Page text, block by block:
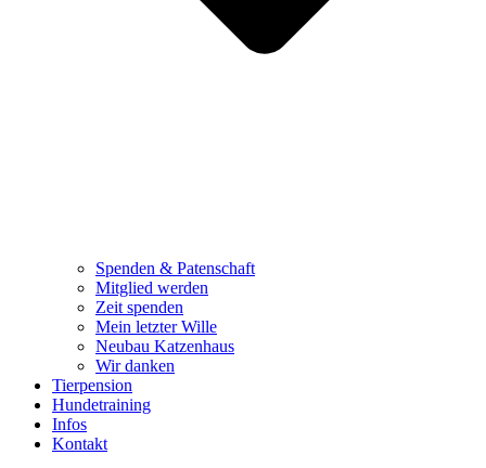
Spenden & Patenschaft
Mitglied werden
Zeit spenden
Mein letzter Wille
Neubau Katzenhaus
Wir danken
Tierpension
Hundetraining
Infos
Kontakt